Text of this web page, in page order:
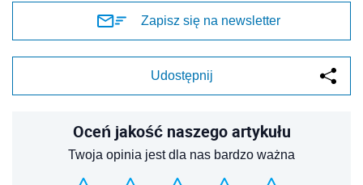
Zapisz się na newsletter
Udostępnij
Oceń jakość naszego artykułu
Twoja opinia jest dla nas bardzo ważna